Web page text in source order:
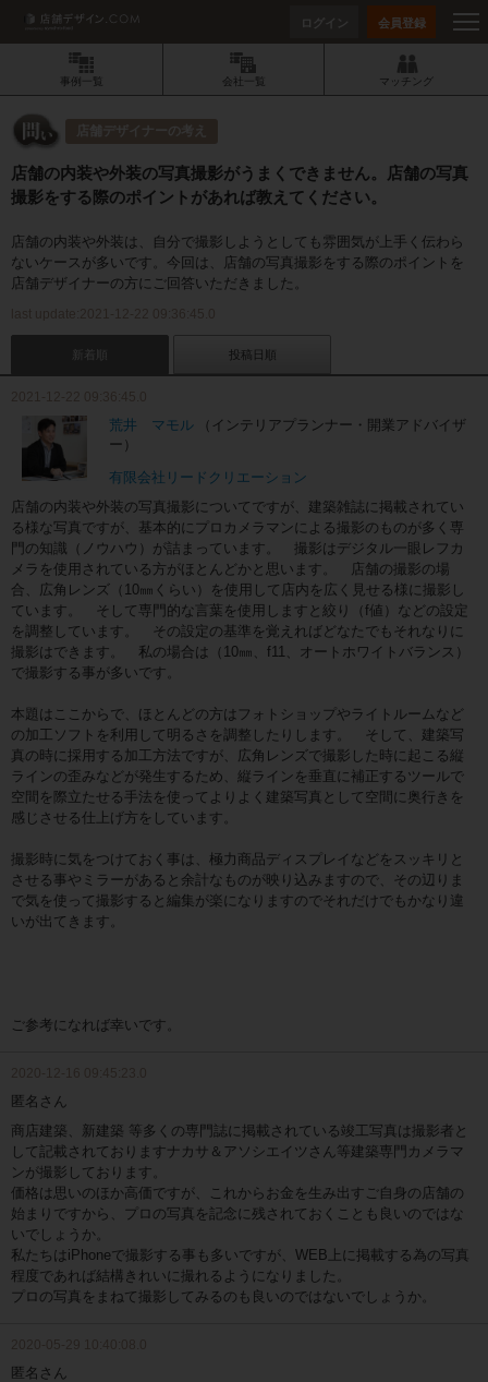
ログイン 会員登録
事例一覧 会社一覧 マッチング
店舗デザイナーの考え
店舗の内装や外装の写真撮影がうまくできません。店舗の写真
撮影をする際のポイントがあれば教えてください。
店舗の内装や外装は、自分で撮影しようとしても雰囲気が上手く伝わら
ないケースが多いです。今回は、店舗の写真撮影をする際のポイントを
店舗デザイナーの方にご回答いただきました。
last update:2021-12-22 09:36:45.0
新着順 投稿日順
2021-12-22 09:36:45.0
荒井 マモル
（インテリアプランナー・開業アドバイザ
ー）
有限会社リードクリエーション
店舗の内装や外装の写真撮影についてですが、建築雑誌に掲載されてい
る様な写真ですが、基本的にプロカメラマンによる撮影のものが多く専
門の知識（ノウハウ）が詰まっています。 撮影はデジタル一眼レフカ
メラを使用されている方がほとんどかと思います。 店舗の撮影の場
合、広角レンズ（10㎜くらい）を使用して店内を広く見せる様に撮影し
ています。 そして専門的な言葉を使用しますと絞り（f値）などの設定
を調整しています。 その設定の基準を覚えればどなたでもそれなりに
撮影はできます。 私の場合は（10㎜、f11、オートホワイトバランス）
で撮影する事が多いです。
本題はここからで、ほとんどの方はフォトショップやライトルームなど
の加工ソフトを利用して明るさを調整したりします。 そして、建築写
真の時に採用する加工方法ですが、広角レンズで撮影した時に起こる縦
ラインの歪みなどが発生するため、縦ラインを垂直に補正するツールで
空間を際立たせる手法を使ってよりよく建築写真として空間に奥行きを
感じさせる仕上げ方をしています。
撮影時に気をつけておく事は、極力商品ディスプレイなどをスッキリと
させる事やミラーがあると余計なものが映り込みますので、その辺りま
で気を使って撮影すると編集が楽になりますのでそれだけでもかなり違
いが出てきます。
ご参考になれば幸いです。
2020-12-16 09:45:23.0
匿名さん
商店建築、新建築 等多くの専門誌に掲載されている竣工写真は撮影者と
して記載されておりますナカサ＆アソシエイツさん等建築専門カメラマ
ンが撮影しております。
価格は思いのほか高価ですが、これからお金を生み出すご自身の店舗の
始まりですから、プロの写真を記念に残されておくことも良いのではな
いでしょうか。
私たちはiPhoneで撮影する事も多いですが、WEB上に掲載する為の写真
程度であれば結構きれいに撮れるようになりました。
プロの写真をまねて撮影してみるのも良いのではないでしょうか。
2020-05-29 10:40:08.0
匿名さん